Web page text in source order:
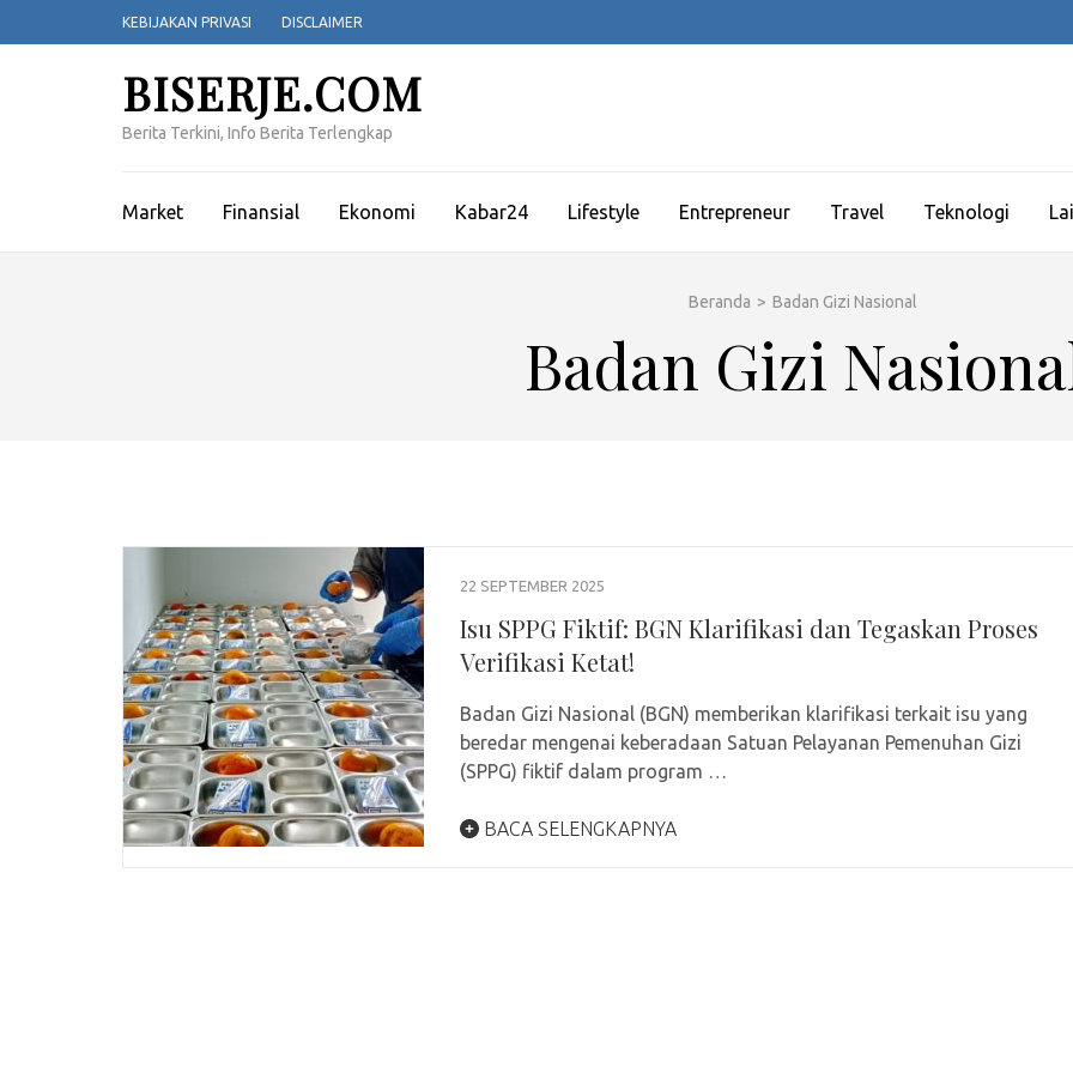
ke
KEBIJAKAN PRIVASI DISCLAIMER
BISERJE.COM
Berita Terkini, Info Berita Terlengkap
Market Finansial Ekonomi Kabar24 Lifestyle Entrepreneur Travel Teknologi
Beranda > Badan Gizi Nasional
Badan Gizi
22 SEPTEMBER 2025
Isu SPPG Fiktif: BGN Klarifikasi dan Tegaskan Proses
Verifikasi Ketat!
Badan Gizi Nasional (BGN) memberikan klarifikasi terkait isu yang
beredar mengenai keberadaan Satuan Pelayanan Pemenuhan Gizi
(SPPG) fiktif dalam program …
BACA SELENGKAPNYA